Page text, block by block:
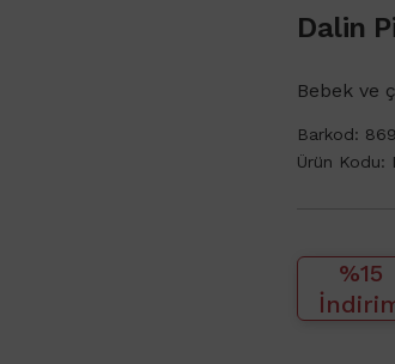
Dalin
Bebek ve
Barkod:
Ürün Kodu:
%15